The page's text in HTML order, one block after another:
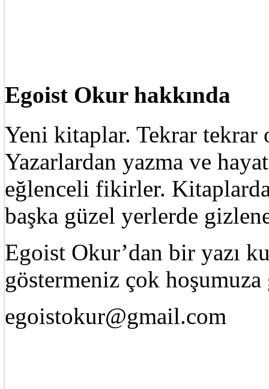
Egoist Okur hakkında
Yeni kitaplar. Tekrar tekrar
Yazarlardan yazma ve
eğlenceli fikirler.
başka güzel yerlerde
Egoist Okur’dan bir yazı
göstermeniz çok
egoistokur@gmail.com